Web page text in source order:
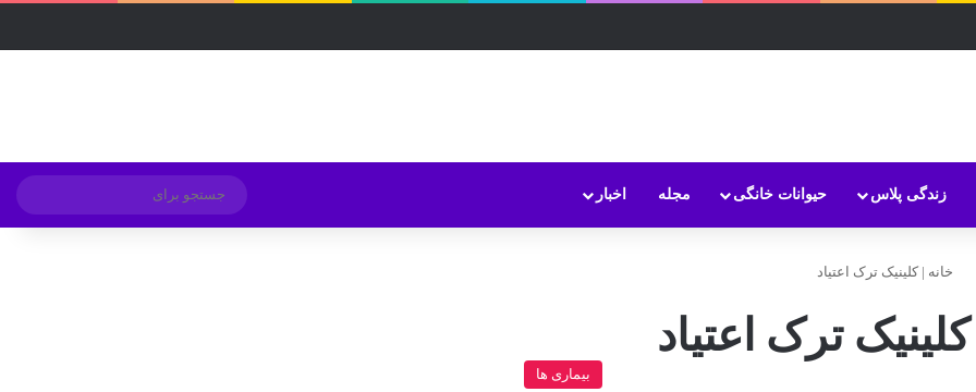
زندگی پلاس حیوانات خانگی مجله اخبار تغییر پوسته
برای
خانه | کلینیک ترک اعتیاد
کلینیک ترک اعتیاد
بیماری ها